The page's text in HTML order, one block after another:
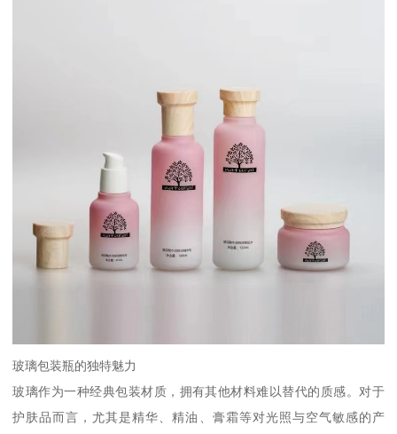
玻璃包装瓶的独特魅力
玻璃作为一种经典包装材质，拥有其他材料难以替代的质感。对于
护肤品而言，尤其是精华、精油、膏霜等对光照与空气敏感的产